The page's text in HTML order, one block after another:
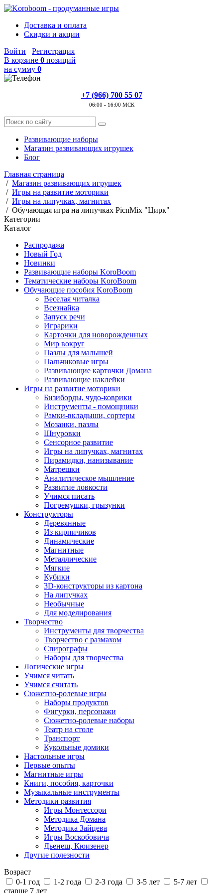
Доставка и оплата
Скидки и акции
Войти
Регистрация
В корзине 0 позиций
на сумму 0
+7 (966) 700 55 07
06:00 - 16:00 МСК
Развивающие наборы
Магазин развивающих игрушек
Блог
Главная страница
/ Магазин развивающих игрушек
/ Игры на развитие моторики
/ Игры на липучках, магнитах
/ Обучающая игра на липучках PicnMix "Цирк"
Категории
Каталог
Распродажа
Новый Год
Новинки
Развивающие наборы KoroBoom
Тематические наборы KoroBoom
Обучающие пособия KoroBoom
Веселая читалка
Всезнайка
Запуск речи
Играрики
Карточки для новорожденных
Мир вокруг
Пазлы для малышей
Пальчиковые игры
Развивающие карточки Домана
Развивающие наклейки
Игры на развитие моторики
Бизиборды, чудо-коврики
Инструменты - помощники
Рамки-вкладыши, сортеры
Мозаики, пазлы
Шнуровки
Сенсорное развитие
Игры на липучках, магнитах
Пирамидки, нанизывание
Матрешки
Аналитическое мышление
Развитие ловкости
Учимся писать
Погремушки, грызунки
Конструкторы
Деревянные
Из кирпичиков
Динамические
Магнитные
Металлические
Мягкие
Кубики
3D-конструкторы из картона
На липучках
Необычные
Для моделирования
Творчество
Инструменты для творчества
Творчество с размахом
Спирографы
Наборы для творчества
Логические игры
Учимся читать
Учимся считать
Сюжетно-ролевые игры
Наборы продуктов
Фигурки, персонажи
Сюжетно-ролевые наборы
Театр на столе
Транспорт
Кукольные домики
Настольные игры
Первые опыты
Магнитные игры
Книги, пособия, карточки
Музыкальные инструменты
Методики развития
Игры Монтессори
Методика Домана
Методика Зайцева
Игры Воскобовича
Дьенеш, Кюизенер
Другие полезности
Возраст
0-1 год
1-2 года 2-3 года 3-5 лет
5-7 лет
старше 7 лет